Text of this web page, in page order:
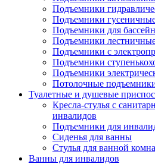
Подъемники
Подъемники
Подъемники для
Подъемники
Подъемники с
Подъемники
Подъемники
Потолочные
Туалетные и душевые
Кресла-стулья с
инвалидов
Подъемники для
Сиденья для ванны
Стулья для ванной
Ванны для инвалидов